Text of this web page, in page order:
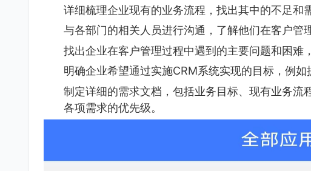
详细梳理企业现有的业务流程，找出其中的不足和
与各部门的相关人员进行沟通，了解他们在客户管
找出企业在客户管理过程中遇到的主要问题和困难
明确企业希望通过实施CRM系统实现的目标，例如
制定详细的需求文档，包括业务目标、现有业务流
各项需求的优先级。